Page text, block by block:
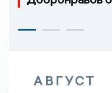
АВГУСТ